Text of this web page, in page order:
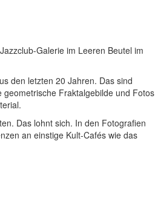
Galerie im Leeren Beutel im
den letzten 20 Jahren. Das sind
Fraktalgebilde und Fotos
Das lohnt sich. In den Fotografien
an einstige Kult-Cafés wie das